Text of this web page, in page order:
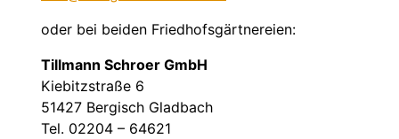
oder bei beiden Friedhofsgärtnereien:
Tillmann Schroer GmbH
Kiebitzstraße 6
51427 Bergisch Gladbach
Tel. 02204 – 64621